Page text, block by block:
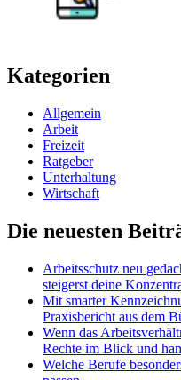
Kategorien
Allgemein
Arbeit
Freizeit
Ratgeber
Unterhaltung
Wirtschaft
Die neuesten
Arbeitsschutz neu
steigerst deine
Mit smarter
Praxisbericht aus dem
Wenn das
Rechte im Blick und
Welche Berufe